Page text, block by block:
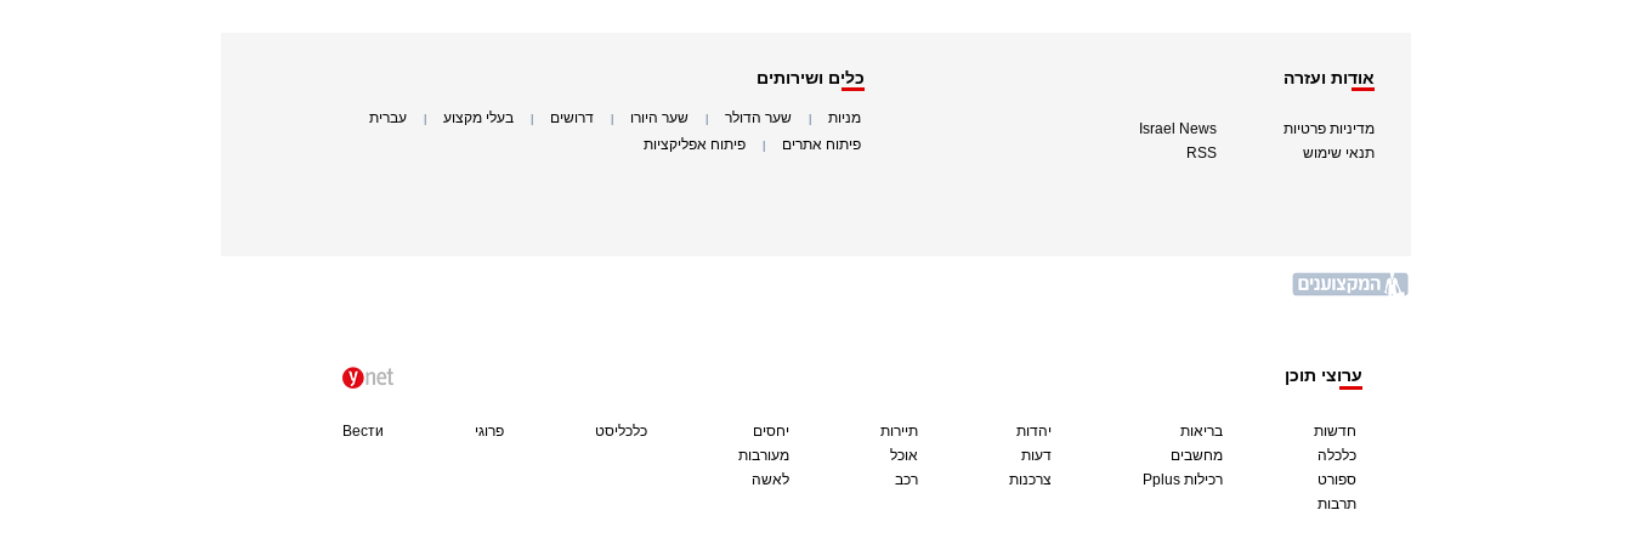
אודות ועזרה
מדיניות פרטיות
תנאי שימוש
Israel News
RSS
כלים ושירותים
מניות שער הדולר שער היורו דרושים בעלי מקצוע עברית
פיתוח אתרים פיתוח אפליקציות
ערוצי תוכן
חדשות
כלכלה
ספורט
תרבות
בריאות
מחשבים
Pplus רכילות
יהדות
דעות
צרכנות
תיירות
אוכל
רכב
יחסים
מעורבות
לאשה
כלכליסט פרוגי Вести